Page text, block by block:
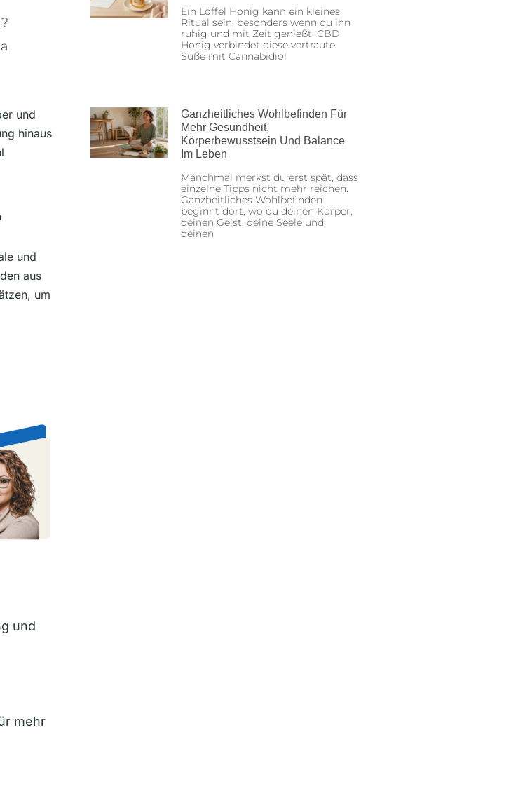
und
hinaus
und
aus
um
und
mehr
Ein Löffel Honig kann ein kleines
Ritual sein, besonders wenn du ihn
ruhig und mit Zeit genießt. CBD
Honig verbindet diese vertraute
Süße mit Cannabidiol
Ganzheitliches Wohlbefinden Für
Mehr Gesundheit,
Körperbewusstsein Und Balance
Im Leben
Manchmal merkst du erst spät, dass
einzelne Tipps nicht mehr reichen.
Ganzheitliches Wohlbefinden
beginnt dort, wo du deinen Körper,
deinen Geist, deine Seele und
deinen